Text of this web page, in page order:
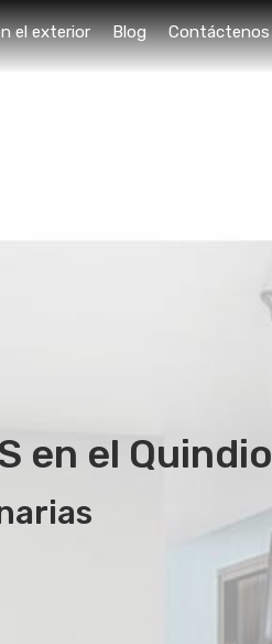
el exterior Blog Contáctenos
en el Quindio